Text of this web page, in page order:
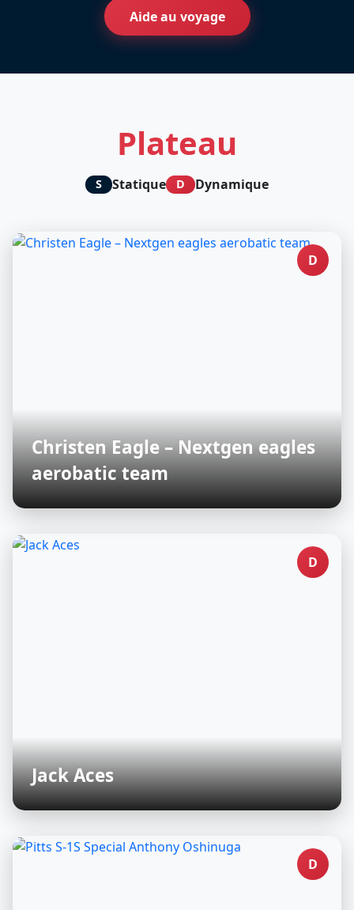
Aide au voyage
Plateau
S Statique D Dynamique
D
Christen Eagle – Nextgen eagles
aerobatic team
D
Jack Aces
D